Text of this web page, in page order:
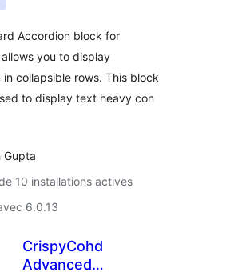
Accordion block for
you to display
in collapsible rows. This block
to display text heavy con
Gupta
10 installations actives
6.0.13
CrispyCohd
Advanced